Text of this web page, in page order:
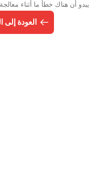
يبدو أن هناك خطأ ما أثناء
العودة